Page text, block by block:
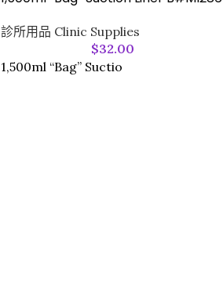
診所用品 Clinic Supplies
$32.00
1,500ml “Bag” Suctio